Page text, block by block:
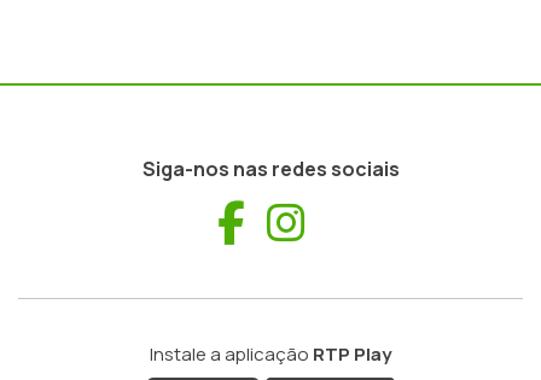
Siga-nos nas redes sociais
Facebook
Instale a aplicação RTP Play